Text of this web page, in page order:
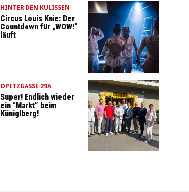
HINTER DEN KULISSEN
Circus Louis Knie: Der
Countdown für „WOW!“
läuft
OPITZGASSE 29A
Super! Endlich wieder
ein “Markt” beim
Küniglberg!